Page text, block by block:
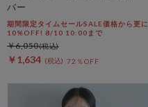
バー
期間限定タイムセールSALE価格から更に
10%OFF! 8/10 10:00まで
￥1,634 72％OFF
￥6,050